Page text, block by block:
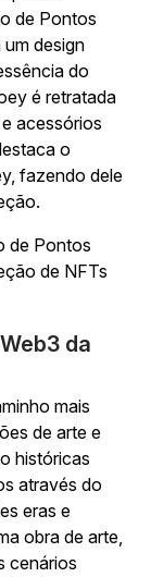
de Pontos
design
do
é retratada
acessórios
o
fazendo dele
de Pontos
de NFTs
da
mais
de arte e
históricas
através do
eras e
obra de arte,
cenários